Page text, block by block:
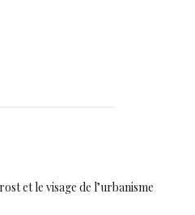
et le visage de l’urbanisme